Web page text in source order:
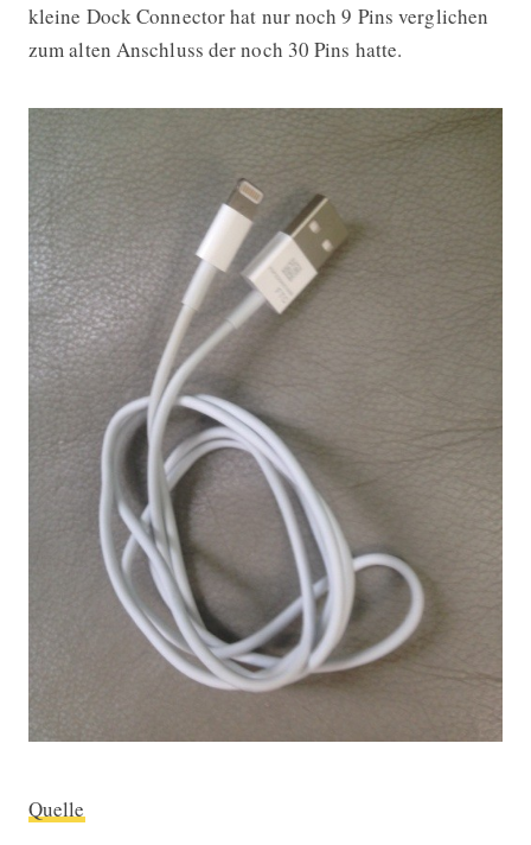
kleine Dock Connector hat nur noch 9 Pins verglichen
zum alten Anschluss der noch 30 Pins hatte.
Quelle